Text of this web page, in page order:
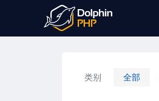
类别 全部